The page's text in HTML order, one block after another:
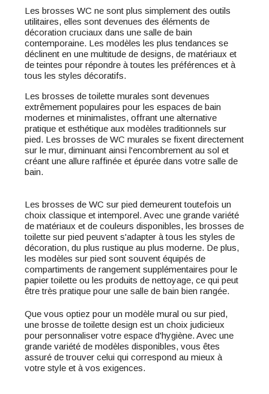
Les brosses WC ne sont plus simplement des outils
utilitaires, elles sont devenues des éléments de
décoration cruciaux dans une salle de bain
contemporaine. Les modèles les plus tendances se
déclinent en une multitude de designs, de matériaux et
de teintes pour répondre à toutes les préférences et à
tous les styles décoratifs.
Les brosses de toilette murales sont devenues
extrêmement populaires pour les espaces de bain
modernes et minimalistes, offrant une alternative
pratique et esthétique aux modèles traditionnels sur
pied. Les brosses de WC murales se fixent directement
sur le mur, diminuant ainsi l'encombrement au sol et
créant une allure raffinée et épurée dans votre salle de
bain.
Les brosses de WC sur pied demeurent toutefois un
choix classique et intemporel. Avec une grande variété
de matériaux et de couleurs disponibles, les brosses de
toilette sur pied peuvent s'adapter à tous les styles de
décoration, du plus rustique au plus moderne. De plus,
les modèles sur pied sont souvent équipés de
compartiments de rangement supplémentaires pour le
papier toilette ou les produits de nettoyage, ce qui peut
être très pratique pour une salle de bain bien rangée.
Que vous optiez pour un modèle mural ou sur pied,
une brosse de toilette design est un choix judicieux
pour personnaliser votre espace d'hygiène. Avec une
grande variété de modèles disponibles, vous êtes
assuré de trouver celui qui correspond au mieux à
votre style et à vos exigences.